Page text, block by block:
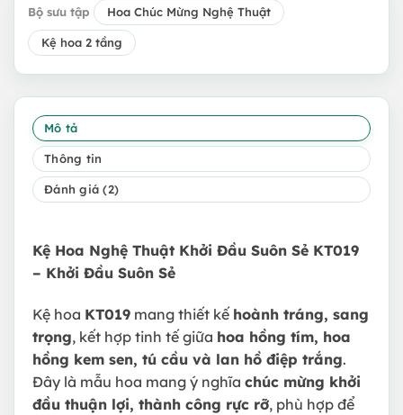
Bộ sưu tập Hoa Chúc Mừng Nghệ Thuật
Kệ hoa 2 tầng
Mô tả
Thông tin
Đánh giá (2)
Kệ Hoa Nghệ Thuật Khởi Đầu Suôn Sẻ KT019
– Khởi Đầu Suôn Sẻ
Kệ hoa KT019 mang thiết kế hoành tráng, sang
trọng, kết hợp tinh tế giữa hoa hồng tím, hoa
hồng kem sen, tú cầu và lan hồ điệp trắng.
Đây là mẫu hoa mang ý nghĩa chúc mừng khởi
đầu thuận lợi, thành công rực rỡ, phù hợp để